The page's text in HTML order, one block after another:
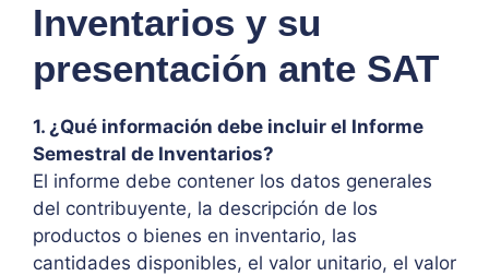
Inventarios y su
presentación ante SAT
1. ¿Qué información debe incluir el Informe
Semestral de Inventarios?
El informe debe contener los datos generales
del contribuyente, la descripción de los
productos o bienes en inventario, las
cantidades disponibles, el valor unitario, el valor